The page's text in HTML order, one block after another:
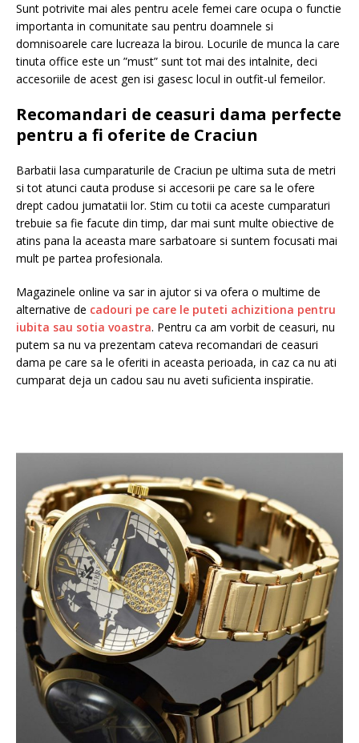
Sunt potrivite mai ales pentru acele femei care ocupa o functie
importanta in comunitate sau pentru doamnele si
domnisoarele care lucreaza la birou. Locurile de munca la care
tinuta office este un ”must” sunt tot mai des intalnite, deci
accesoriile de acest gen isi gasesc locul in outfit-ul femeilor.
Recomandari de ceasuri dama perfecte
pentru a fi oferite de Craciun
Barbatii lasa cumparaturile de Craciun pe ultima suta de metri
si tot atunci cauta produse si accesorii pe care sa le ofere
drept cadou jumatatii lor. Stim cu totii ca aceste cumparaturi
trebuie sa fie facute din timp, dar mai sunt multe obiective de
atins pana la aceasta mare sarbatoare si suntem focusati mai
mult pe partea profesionala.
Magazinele online va sar in ajutor si va ofera o multime de
alternative de cadouri pe care le puteti achizitiona pentru
iubita sau sotia voastra. Pentru ca am vorbit de ceasuri, nu
putem sa nu va prezentam cateva recomandari de ceasuri
dama pe care sa le oferiti in aceasta perioada, in caz ca nu ati
cumparat deja un cadou sau nu aveti suficienta inspiratie.